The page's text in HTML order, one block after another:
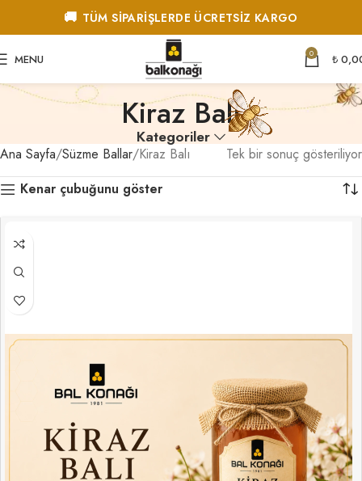
🚚 TÜM SİPARİŞLERDE ÜCRETSİZ KARGO
MENU 0 ₺
Kiraz Balı
Kategoriler
Ana Sayfa Süzme Ballar Kiraz Balı
Tek bir sonuç gösteriliyor
Kenar çubuğunu göster